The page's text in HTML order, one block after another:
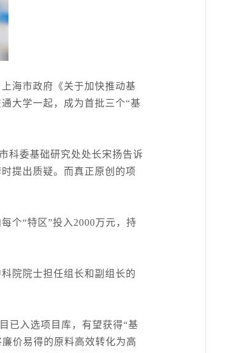
海市政府《关于加快推动基
大学一起，成为首批三个“基
科委基础研究处处长宋扬告诉
提出质疑。而真正原创的项
个“特区”投入2000万元，持
院院士担任组长和副组长的
已入选项目库，有望获得“基
价易得的原料高效转化为高